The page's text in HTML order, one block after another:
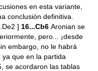
en esta variante,
conclusión definitiva.
] 16...Cb6 Aronian se
pero... ¡desde
embargo, no le habrá
que en la partida
se acordaron las tablas